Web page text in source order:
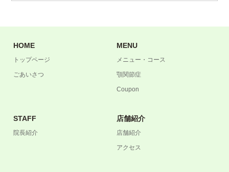
HOME
トップページ
ごあいさつ
MENU
メニュー・コース
顎関節症
Coupon
STAFF
院長紹介
店舗紹介
店舗紹介
アクセス